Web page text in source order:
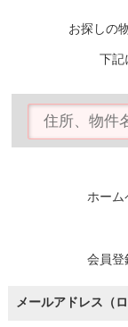
お探しの
下記
ホーム
会員登
メールアドレス（ロ